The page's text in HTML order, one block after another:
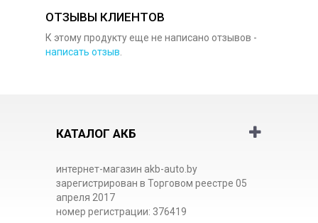
ОТЗЫВЫ КЛИЕНТОВ
К этому продукту еще не написано отзывов -
написать отзыв.
КАТАЛОГ АКБ
интернет-магазин akb-auto.by
зарегистрирован в Торговом реестре 05
апреля 2017
номер регистрации: 376419